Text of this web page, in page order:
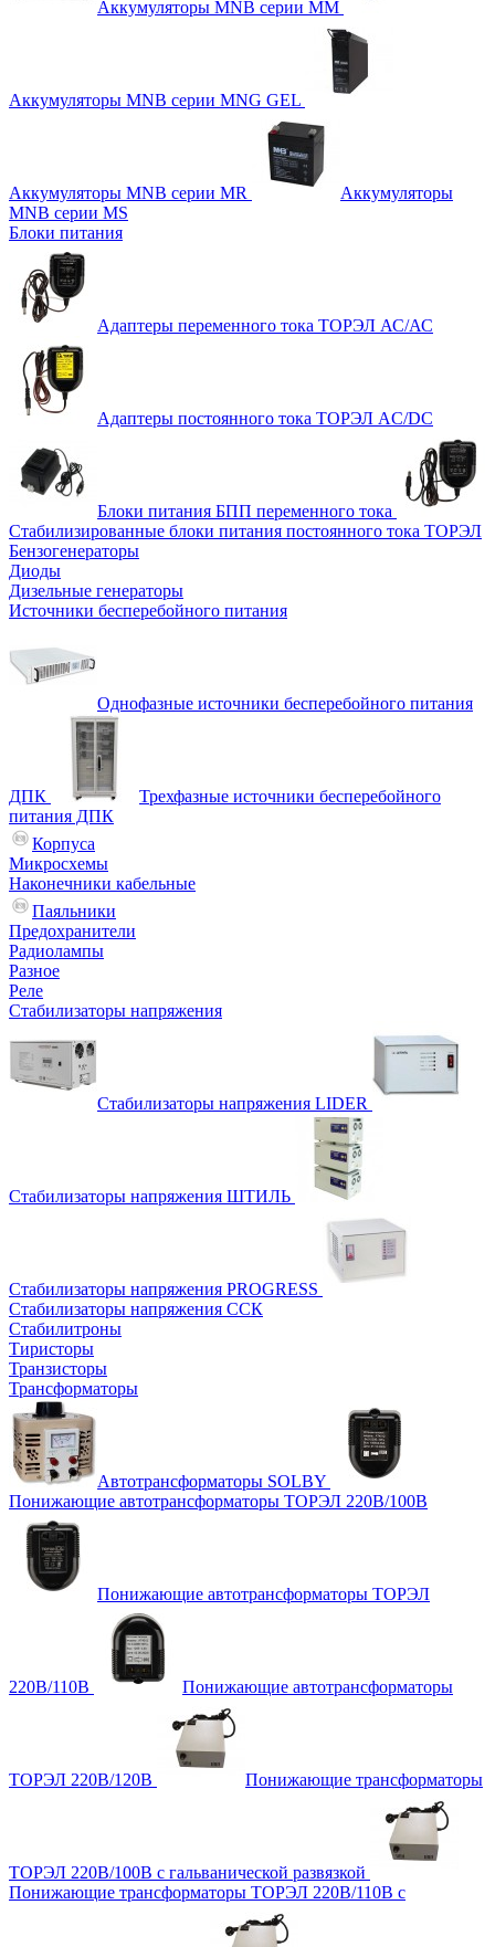
Аккумуляторы MNB серии MM
Аккумуляторы MNB серии MNG GEL
Аккумуляторы MNB серии MR
Аккумуляторы
MNB серии MS
Блоки питания
Адаптеры переменного тока ТОРЭЛ АС/АС
Адаптеры постоянного тока ТОРЭЛ AC/DC
Блоки питания БПП переменного тока
Стабилизированные блоки питания постоянного тока ТОРЭЛ
Бензогенераторы
Диоды
Дизельные генераторы
Источники бесперебойного питания
Однофазные источники бесперебойного питания
ДПК
Трехфазные источники бесперебойного
питания ДПК
Корпуса
Микросхемы
Наконечники кабельные
Паяльники
Предохранители
Радиолампы
Разное
Реле
Стабилизаторы напряжения
Стабилизаторы напряжения LIDER
Стабилизаторы напряжения ШТИЛЬ
Стабилизаторы напряжения PROGRESS
Стабилизаторы напряжения ССК
Стабилитроны
Тиристоры
Транзисторы
Трансформаторы
Автотрансформаторы SOLBY
Понижающие автотрансформаторы ТОРЭЛ 220В/100В
Понижающие автотрансформаторы ТОРЭЛ
220В/110В Понижающие автотрансформаторы
ТОРЭЛ 220В/120В Понижающие трансформаторы
ТОРЭЛ 220В/100В с гальванической развязкой
Понижающие трансформаторы ТОРЭЛ 220В/110В с